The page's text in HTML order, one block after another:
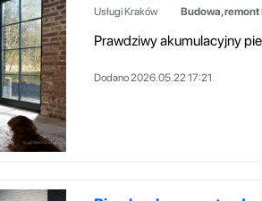
Usługi Kraków Budowa, remont
Dodano 2026.05.22 17:21